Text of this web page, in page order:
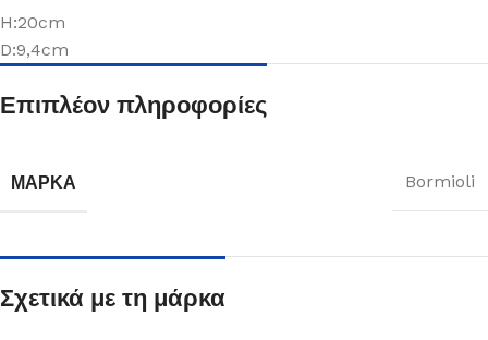
H:20cm
D:9,4cm
Επιπλέον πληροφορίες
ΜΆΡΚΑ Bormioli
Σχετικά με τη μάρκα